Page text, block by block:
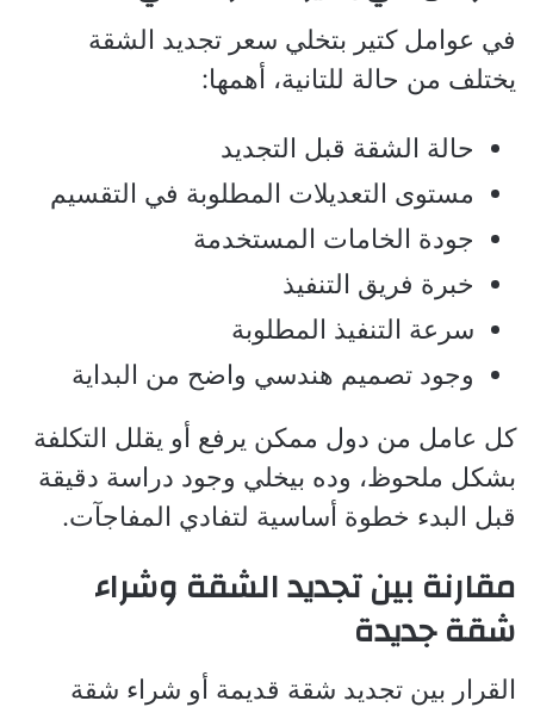
في عوامل كتير بتخلي سعر تجديد الشقة
يختلف من حالة للتانية، أهمها:
حالة الشقة قبل التجديد
مستوى التعديلات المطلوبة في التقسيم
جودة الخامات المستخدمة
خبرة فريق التنفيذ
سرعة التنفيذ المطلوبة
وجود تصميم هندسي واضح من البداية
كل عامل من دول ممكن يرفع أو يقلل التكلفة
بشكل ملحوظ، وده بيخلي وجود دراسة دقيقة
قبل البدء خطوة أساسية لتفادي المفاجآت.
مقارنة بين تجديد الشقة وشراء
شقة جديدة
القرار بين تجديد شقة قديمة أو شراء شقة